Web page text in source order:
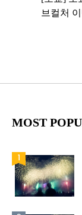
브컬처
MOST